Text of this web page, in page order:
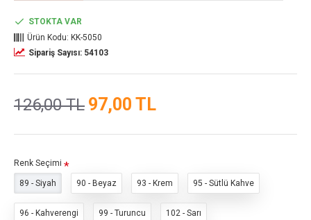
97,00 TL
126,00 TL
STOKTA VAR
Ürün Kodu: KK-5050
Sipariş Sayısı: 54103
Renk Seçimi
89 - Siyah 90 - Beyaz 93 - Krem 95 - Sütlü Kahve
96 - Kahverengi 99 - Turuncu 102 - Sarı